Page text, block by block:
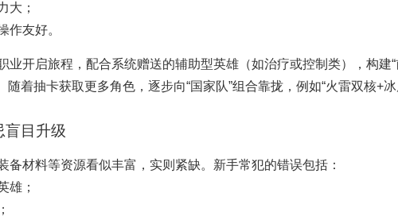
大；
作友好。
业开启旅程，配合系统赠送的辅助型英雄（如治疗或控制类），构建
随着抽卡获取更多角色，逐步向“国家队”组合靠拢，例如“火雷双核+
盲目升级
备材料等资源看似丰富，实则紧缺。新手常犯的错误包括：
雄；